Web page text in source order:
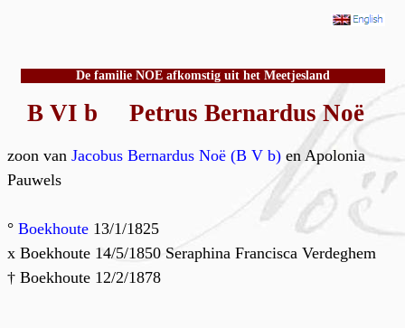
De familie NOE afkomstig uit het Meetjesland
B VI b Petrus Bernardus Noë
zoon van Jacobus Bernardus Noë (B V b) en Apolonia
Pauwels
° Boekhoute 13/1/1825
x Boekhoute 14/5/1850 Seraphina Francisca Verdeghem
† Boekhoute 12/2/1878